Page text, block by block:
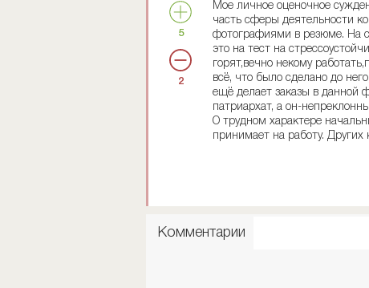
5
2
Мое личное оценочное
часть сферы деятельности
фотографиями в резюме. На
это на тест на
горят,вечно некому
всё, что было сделано до
ещё делает заказы в данной
патриархат, а он-
О трудном характере
принимает на работу. Других
Комментарии